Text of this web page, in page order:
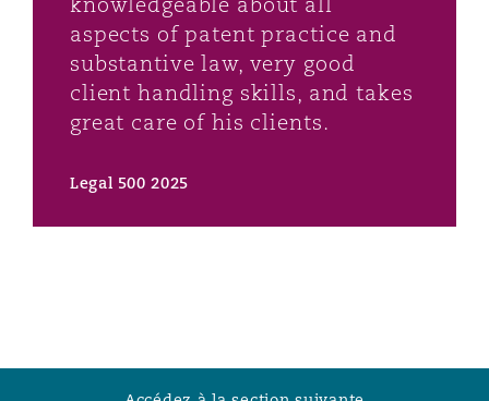
aspects of patent practice and
substantive law, very good
client handling skills, and takes
great care of his clients.
Legal 500 2025